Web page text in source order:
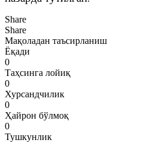
Share
Share
Мақоладан таъсирланиш
Ёқади
0
Таҳсинга лойиқ
0
Хурсандчилик
0
Ҳайрон бўлмоқ
0
Тушкунлик